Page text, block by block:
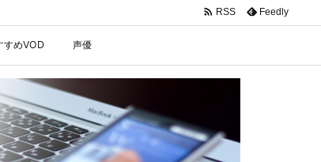
すめVOD 声優
 RSS Feedly